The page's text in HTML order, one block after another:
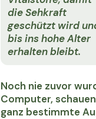
die Sehkraft
geschützt wird
bis ins hohe Alter
erhalten bleibt.
Noch nie zuvor
Computer,
ganz bestimmte